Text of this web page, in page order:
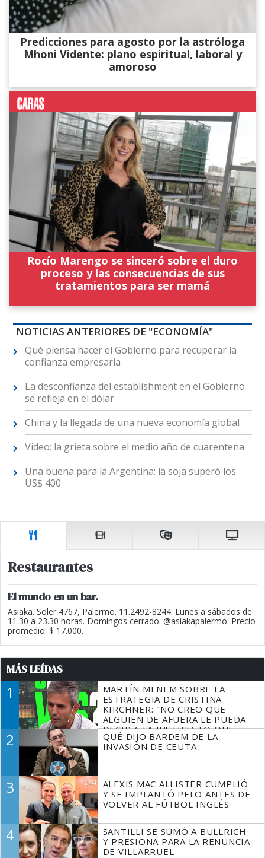
Predicciones para agosto por la astróloga
Mhoni Vidente: plano espiritual, laboral y
amoroso
Rocío Marengo se sinceró sobre el duro
proceso y las consecuencias de sus
tratamientos para ser mamá
NOTICIAS ANTERIORES DE "ECONOMÍA"
Qué piensa hacer el Gobierno para recuperar la
confianza empresaria
La desconfianza del establishment en el Gobierno
se refleja en el dólar
China y la llegada de una nueva economía global
Video: la grieta sobre el medio año de cuarentena
Una buena para la Argentina: la soja superó los
US$ 400
Restaurantes
El mundo en un bar.
Asiaka. Soler 4767, Palermo. 11.2492-8244. Lunes a sábados de
11.30 a 23.30 horas. Domingos cerrado. @asiakapalermo. Precio
promedio: $ 17.000.
MÁS LEÍDAS
1
MARTÍN MENEM SOBRE LA
ESTRATEGIA DE CRISTINA
KIRCHNER: "NO CREO QUE
ALGUIEN DE AFUERA LE PUEDA
DECIR A LA JUSTICIA LO QUE
TIENE QUE HACER"
2
QUÉ DIJO BARDEM DE LA
INVASIÓN DE CEUTA
3
ALEXIS MAC ALLISTER CUMPLIÓ
Y SE IMPLANTÓ PELO ANTES DE
VOLVER AL FÚTBOL INGLÉS
4
SANTILLI SE SUMÓ A BULLRICH
Y PRESIONA PARA LA RENUNCIA
DE VILLARRUEL